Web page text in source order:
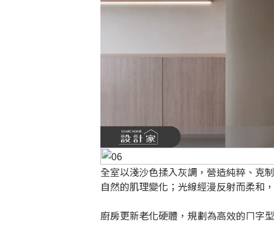
全室以淺沙色揉入灰調，營造純粹、克
自然的肌理變化；光線經漫反射而柔和
廚房更新老化硬體，規劃為高效的ㄇ字